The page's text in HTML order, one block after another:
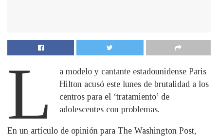
L
a modelo y cantante estadounidense Paris
Hilton acusó este lunes de brutalidad a los
centros para el ‘tratamiento’ de
adolescentes con problemas.
En un artículo de opinión para The Washington Post,